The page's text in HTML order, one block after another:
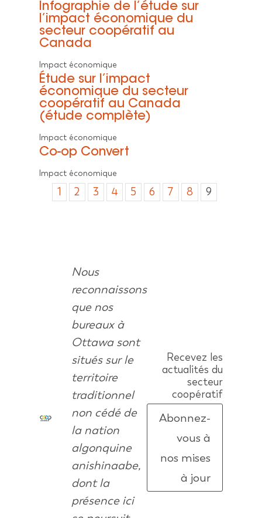
Infographie de l’étude sur
l’impact économique du
secteur coopératif au
Canada
Impact économique
Étude sur l’impact
économique du secteur
coopératif au Canada
(étude complète)
Impact économique
Co-op Convert
Impact économique
1 2 3 4 5 6 7 8 9
Nous
reconnaissons
que nos
bureaux à
Ottawa sont
situés sur le
territoire
traditionnel
non cédé de
la nation
algonquine
anishinaabe,
dont la
présence ici
Recevez les
actualités du
secteur
coopératif
Abonnez-
vous à
nos mises
à jour